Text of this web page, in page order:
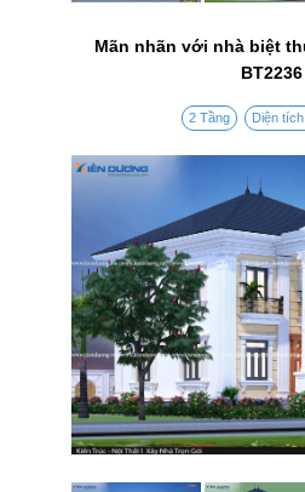
Mãn nhãn với nhà biệt
BT2236
2 Tầng Diện